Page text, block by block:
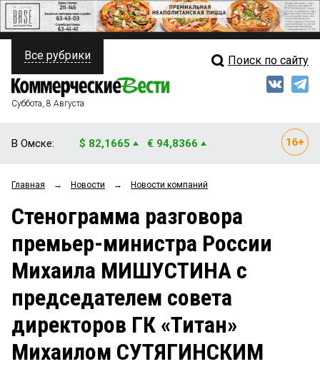
ПОЛИТИКА
ФИНАНСЫ
ОБЩЕСТВО
ЗАКОН
НОВОСТИ КОМПАНИЙ
СТИЛЬ ЖИЗНИ
Свежий выпуск
Мнения
Рейтинги
Блоги
Архив
Все рубрики Поиск по сайту
Суббота, 8 Августа
В Омске: $ 82,1665 € 94,8366
Главная → Новости → Новости компаний
Стенограмма разговора
премьер-министра России
Михаила МИШУСТИНА с
председателем совета
директоров ГК «Титан»
Михаилом СУТЯГИНСКИМ